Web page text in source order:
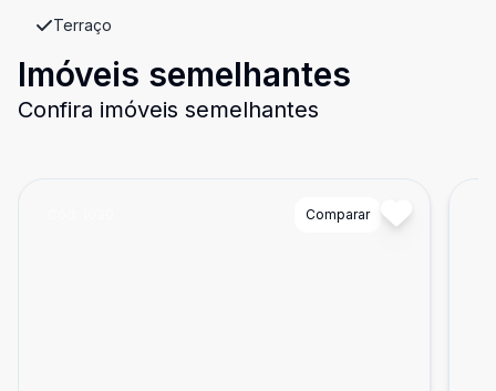
Terraço
Imóveis semelhantes
Confira imóveis semelhantes
Comparar